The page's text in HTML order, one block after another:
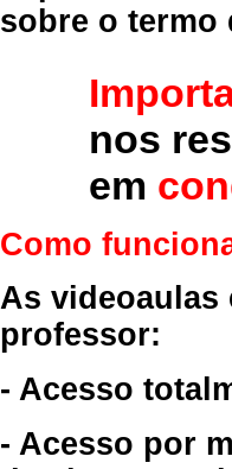
sobre o termo
nos
em
Como
As videoaulas
professor:
- Acesso
- Acesso por